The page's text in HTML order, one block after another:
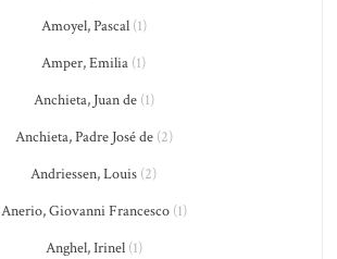
Amoyel, Pascal(1)
Amper, Emilia (1)
Anchieta, Juan de(1)
Anchieta, Padre José de(2)
Andriessen, Louis (2)
Anerio, Giovanni Francesco(1)
Anghel, Irinel(1)